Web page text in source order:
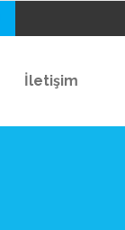
İletişim